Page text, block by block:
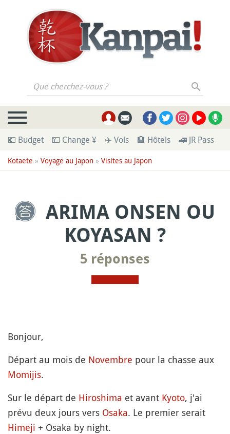
Que cherchez-vous ?
💶 Budget 💴 Change ¥ ✈️ Vols 🏨 Hôtels 🚄 JR Pass
Kotaete » Voyage au Japon » Visites au Japon
ARIMA ONSEN OU
KOYASAN ?
5 réponses
Bonjour,
Départ au mois de Novembre pour la chasse aux
Momijis.
Sur le départ de Hiroshima et avant Kyoto, j'ai
prévu deux jours vers Osaka. Le premier serait
Himeji + Osaka by night.